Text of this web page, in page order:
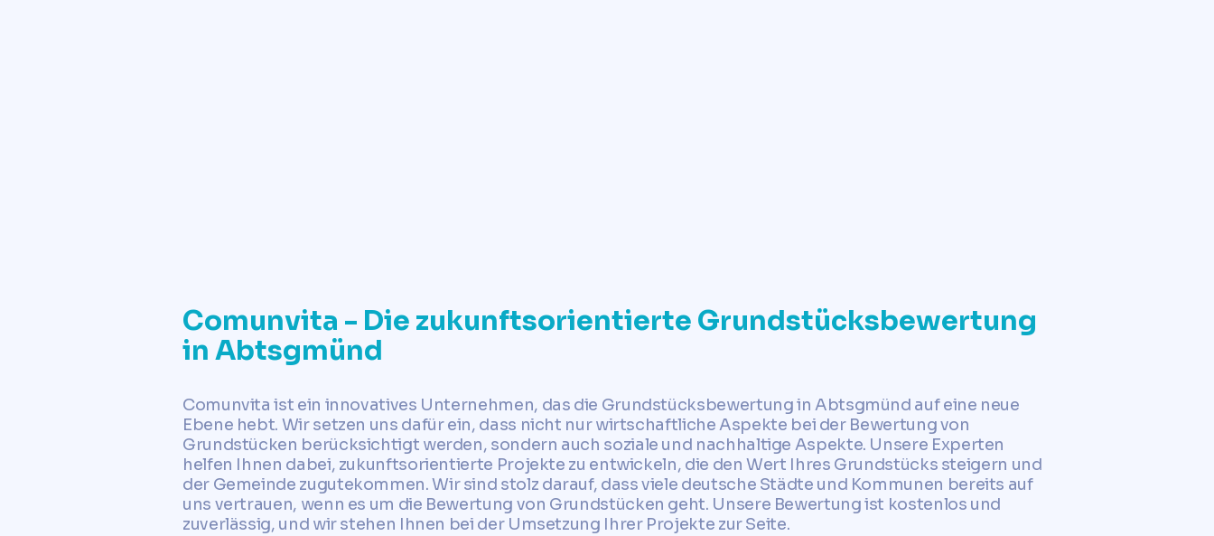
Comunvita - Die zukunftsorientierte Grundstücksbewertung
in Abtsgmünd
Comunvita ist ein innovatives Unternehmen, das die Grundstücksbewertung in Abtsgmünd auf eine neue
Ebene hebt. Wir setzen uns dafür ein, dass nicht nur wirtschaftliche Aspekte bei der Bewertung von
Grundstücken berücksichtigt werden, sondern auch soziale und nachhaltige Aspekte. Unsere Experten
helfen Ihnen dabei, zukunftsorientierte Projekte zu entwickeln, die den Wert Ihres Grundstücks steigern und
der Gemeinde zugutekommen. Wir sind stolz darauf, dass viele deutsche Städte und Kommunen bereits auf
uns vertrauen, wenn es um die Bewertung von Grundstücken geht. Unsere Bewertung ist kostenlos und
zuverlässig, und wir stehen Ihnen bei der Umsetzung Ihrer Projekte zur Seite.